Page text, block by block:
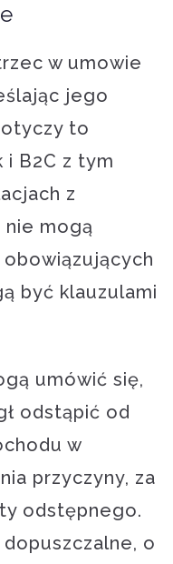
w umowie
jego
to
i B2C z tym
z
nie mogą
być klauzulami
umówić się,
odstąpić od
w
przyczyny, za
odstępnego.
o